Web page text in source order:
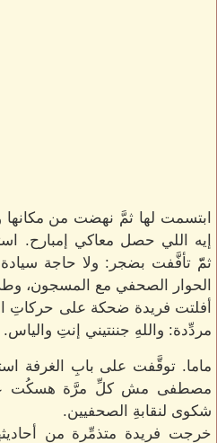
ابتسمت لها ثمَّ نهضت من مكانها
إيه اللي حصل معاكي إمبارح.
ثمّّ تأفَّفت بضجر: ولا حاجة
الحوار الصحفي مع المسجون،
أفلتت فريدة ضحكة على حركاتِ
مردِّدة: واللهِ جننتيني إنتِ والياس.
ماما. توقَّفت على بابِ الغرفة
مصطفى مش كلِّ مرَّة هسكُت على
شكوى لنقابةِ الصحفيين.
خرجت فريدة متذمِّرة من